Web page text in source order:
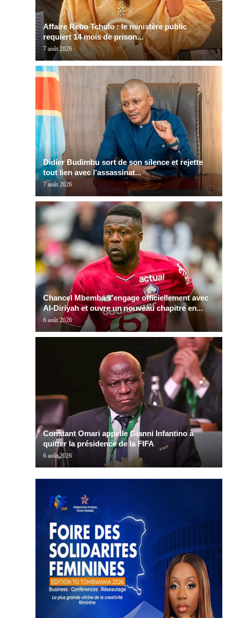
Affaire Rebo Tchulo : le ministère public
requiert 14 mois de prison...
7 août 2026
Didier Budimbu sort de son silence et rejette
tout lien avec l’assassinat...
7 août 2026
Chancel Mbemba s’engage officiellement avec
Al-Diriyah et ouvre un nouveau chapitre en...
6 août 2026
Constant Omari appelle Gianni Infantino à
quitter la présidence de la FIFA
6 août 2026